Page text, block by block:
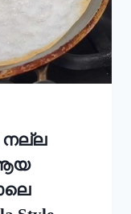
നല്ല